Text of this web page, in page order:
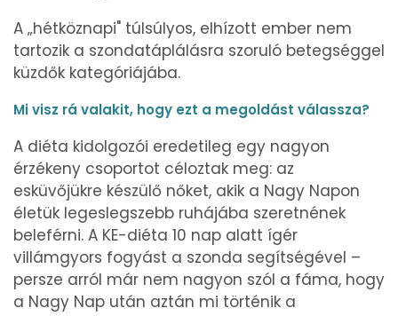
A „hétköznapi" túlsúlyos, elhízott ember nem
tartozik a szondatáplálásra szoruló betegséggel
küzdők kategóriájába.
Mi visz rá valakit, hogy ezt a megoldást válassza?
A diéta kidolgozói eredetileg egy nagyon
érzékeny csoportot céloztak meg: az
esküvőjükre készülő nőket, akik a Nagy Napon
életük legeslegszebb ruhájába szeretnének
beleférni. A KE-diéta 10 nap alatt ígér
villámgyors fogyást a szonda segítségével –
persze arról már nem nagyon szól a fáma, hogy
a Nagy Nap után aztán mi történik a